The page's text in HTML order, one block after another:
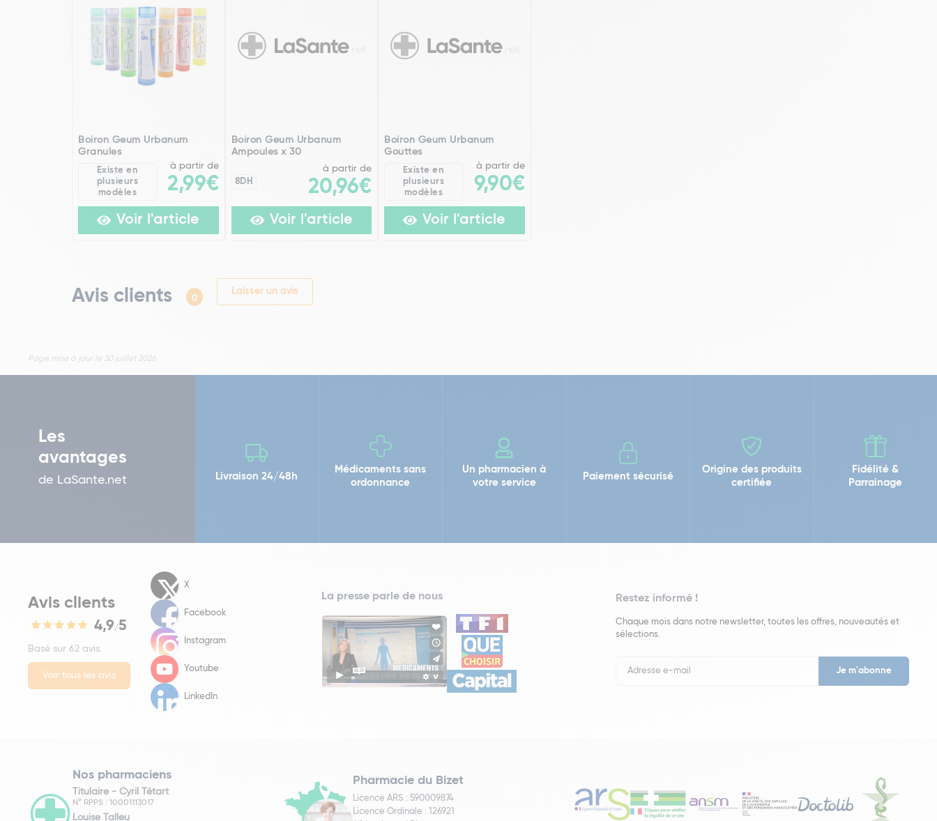
Boiron Geum Urbanum
Granules
Existe en
plusieurs
modèles
à partir de
2,99€
Voir l'article
Boiron Geum Urbanum
Ampoules x 30
8DH
à partir de
20,96€
Voir l'article
Boiron Geum Urbanum
Gouttes
Existe en
plusieurs
modèles
à partir de
9,90€
Voir l'article
Avis clients 0
Laisser un avis
Page mise à jour le 30 juillet 2026
Les
avantages
de LaSante.net Livraison 24/48h
Médicaments sans
ordonnance
Un pharmacien à
votre service
Paiement sécurisé
Origine des produits
certifiée
Fidélité &
Parrainage
Avis clients
4,9/5
Basé sur 62 avis.
Voir tous les avis
X
Facebook
Instagram
Youtube
LinkedIn
La presse parle de nous Restez informé !
Chaque mois dans notre newsletter, toutes les offres, nouveautés et
sélections.
Newsletter
Nos pharmaciens
Titulaire - Cyril Tétart
N° RPPS : 10001113017
Louise Talleu
Pharmacie du Bizet
Licence ARS : 590009874
Licence Ordinale : 126921